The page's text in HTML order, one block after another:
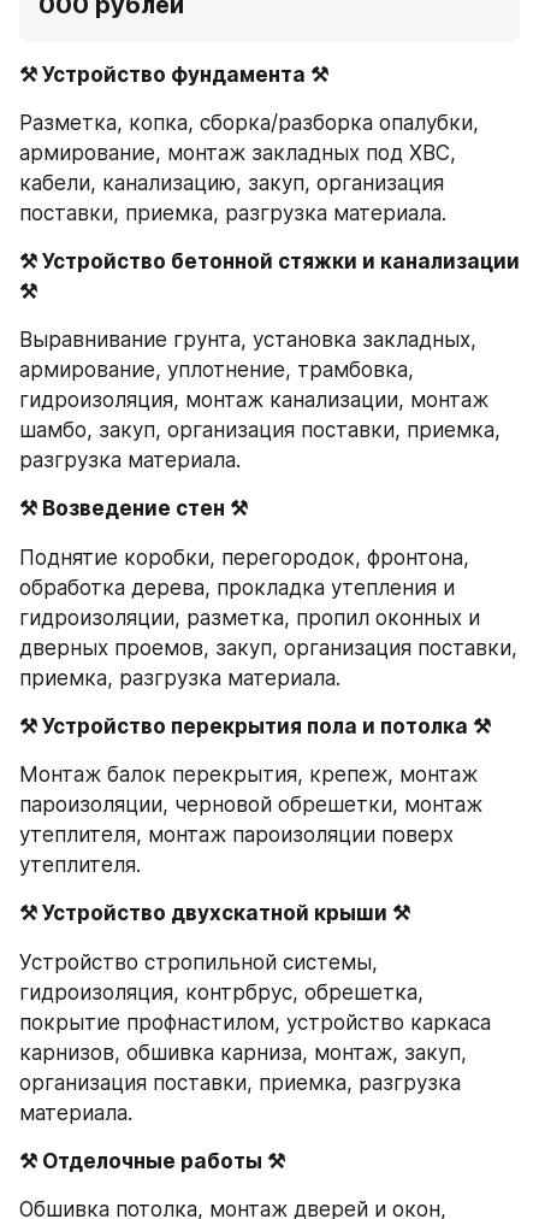
⚒ Устройство фундамента ⚒
Разметка, копка, сборка/разборка опалубки,
армирование, монтаж закладных под ХВС,
кабели, канализацию, закуп, организация
поставки, приемка, разгрузка материала.
⚒ Устройство бетонной стяжки и канализации
⚒
Выравнивание грунта, установка закладных,
армирование, уплотнение, трамбовка,
гидроизоляция, монтаж канализации, монтаж
шамбо, закуп, организация поставки, приемка,
разгрузка материала.
⚒ Возведение стен ⚒
Поднятие коробки, перегородок, фронтона,
обработка дерева, прокладка утепления и
гидроизоляции, разметка, пропил оконных и
дверных проемов, закуп, организация поставки,
приемка, разгрузка материала.
⚒ Устройство перекрытия пола и потолка ⚒
Монтаж балок перекрытия, крепеж, монтаж
пароизоляции, черновой обрешетки, монтаж
утеплителя, монтаж пароизоляции поверх
утеплителя.
⚒ Устройство двухскатной крыши ⚒
Устройство стропильной системы,
гидроизоляция, контрбрус, обрешетка,
покрытие профнастилом, устройство каркаса
карнизов, обшивка карниза, монтаж, закуп,
организация поставки, приемка, разгрузка
материала.
⚒ Отделочные работы ⚒
Обшивка потолка, монтаж дверей и окон,